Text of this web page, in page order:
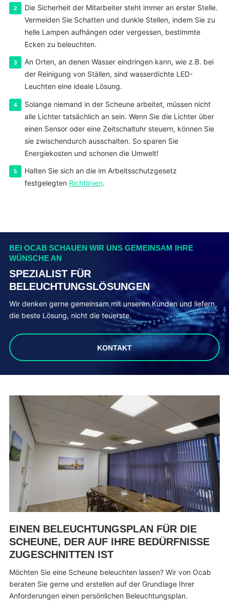
Die Sicherheit der Mitarbeiter steht immer an erster Stelle.
Vermeiden Sie Schatten und dunkle Stellen, indem Sie zu
helle Lampen aufhängen oder vergessen, bestimmte
Ecken zu beleuchten.
An Orten, an denen Wasser eindringen kann, wie z.B. bei
der Reinigung von Ställen, sind wasserdichte LED-
Leuchten eine ideale Lösung.
Solange niemand in der Scheune arbeitet, müssen nicht
alle Lichter tatsächlich an sein. Wenn Sie die Lichter über
einen Sensor oder eine Zeitschaltuhr steuern, können Sie
sie zwischendurch ausschalten. So sparen Sie
Energiekosten und schonen die Umwelt!
Halten Sie sich an die im Arbeitsschutzgesetz
festgelegten Richtlinien.
BEI OCAB SCHAUEN WIR UNS GEMEINSAM IHRE
WÜNSCHE AN
SPEZIALIST FÜR
BELEUCHTUNGSLÖSUNGEN
Wir denken gerne gemeinsam mit unseren Kunden und liefern
die beste Lösung, nicht die teuerste.
KONTAKT
EINEN BELEUCHTUNGSPLAN FÜR DIE
SCHEUNE, DER AUF IHRE BEDÜRFNISSE
ZUGESCHNITTEN IST
Möchten Sie eine Scheune beleuchten lassen? Wir von Ocab
beraten Sie gerne und erstellen auf der Grundlage Ihrer
Anforderungen einen persönlichen Beleuchtungsplan.